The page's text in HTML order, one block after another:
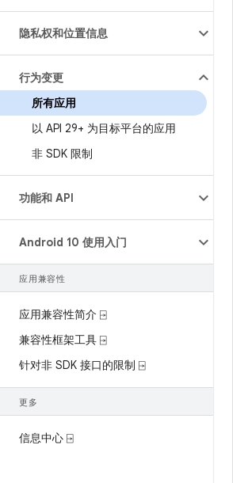
隐私权和位置信息
行为变更
所有应用
以 API 29+ 为目标平台的应用
非 SDK 限制
功能和 API
Android 10 使用入门
应用兼容性
应用兼容性简介 ⍈
兼容性框架工具 ⍈
针对非 SDK 接口的限制 ⍈
更多
信息中心 ⍈